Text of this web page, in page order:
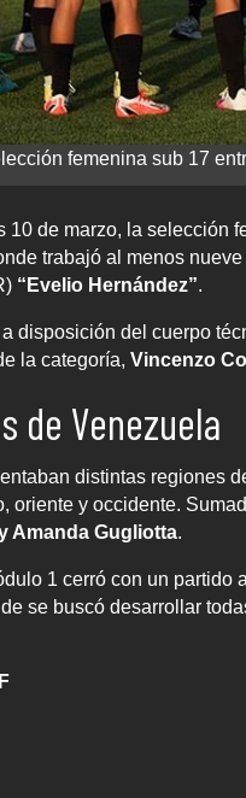
femenina sub 17
10 de marzo, la selección
trabajó al menos
“Evelio Hernández”.
disposición del cuerpo
la categoría, Vincenzo
de Venezuela
distintas regiones
oriente y occidente.
Amanda Gugliotta.
1 cerró con un
se buscó desarrollar